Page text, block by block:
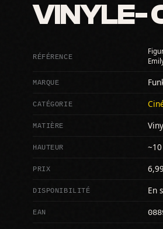
VINYLE-
RÉFÉRENCE
MARQUE
CATÉGORIE
MATIÈRE
HAUTEUR
PRIX
DISPONIBILITÉ En
EAN